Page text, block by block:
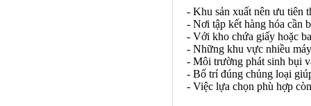
- Khu sản xuất nên ưu tiên
- Nơi tập kết hàng hóa cần
- Với kho chứa giấy hoặc
- Những khu vực nhiều
- Môi trường phát sinh bụi
- Bố trí đúng chủng loại
- Việc lựa chọn phù hợp